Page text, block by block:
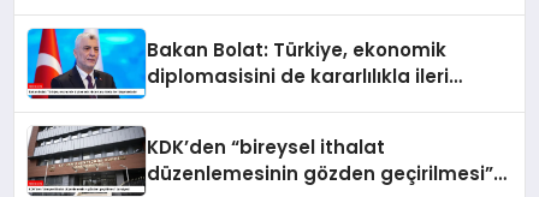
Bakan Bolat: Türkiye, ekonomik
diplomasisini de kararlılıkla ileri
KDK’den “bireysel ithalat
düzenlemesinin gözden geçirilmesi”